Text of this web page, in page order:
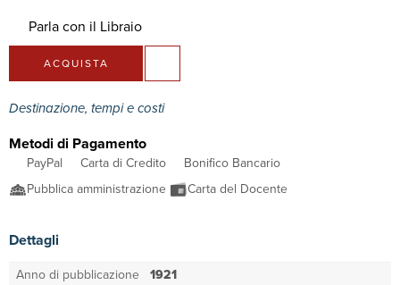
Parla con il Libraio
ACQUISTA
Destinazione, tempi e costi
Metodi di Pagamento
PayPal Carta di Credito
Bonifico Bancario
Pubblica amministrazione
Carta del Docente
Dettagli
Anno di pubblicazione 1921